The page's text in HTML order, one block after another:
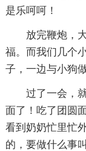
是乐呵呵！
放完鞭炮，
福。而我们几个
子，一边与小狗
过了一会，
面了！吃了团圆
看到奶奶忙里忙
的，要做什么事